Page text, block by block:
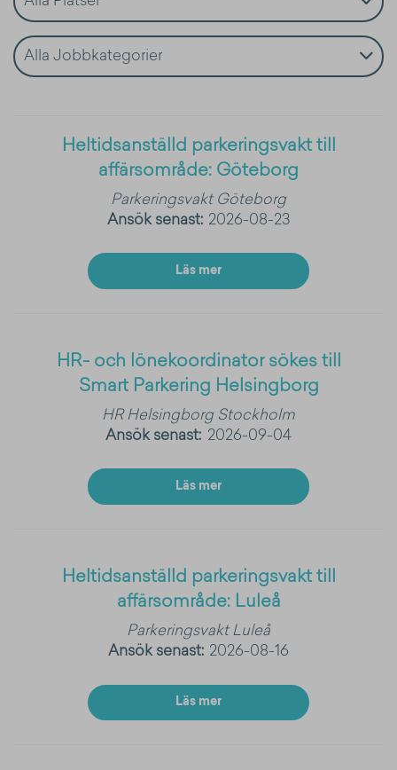
Alla Jobbkategorier
Heltidsanställd parkeringsvakt till
affärsområde: Göteborg
Parkeringsvakt Göteborg
Ansök senast: 2026-08-23
Läs mer
HR- och lönekoordinator sökes till
Smart Parkering Helsingborg
HR Helsingborg Stockholm
Ansök senast: 2026-09-04
Läs mer
Heltidsanställd parkeringsvakt till
affärsområde: Luleå
Parkeringsvakt Luleå
Ansök senast: 2026-08-16
Läs mer